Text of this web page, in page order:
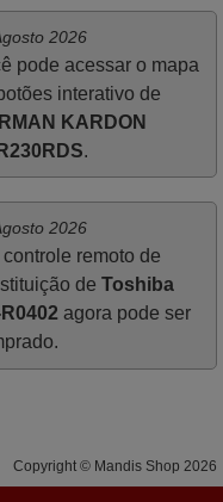
100%. Obrigado
Domingos Manuel,
PORTUGAL
2026
pode acessar o mapa
interativo de
KARDON
.
2026
controle remoto de
de Toshiba
agora pode ser
Copyright © Mandis Shop 2026